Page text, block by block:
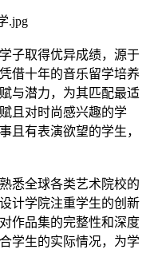
子取得优异成绩，源于
借十年的音乐留学培养
与潜力，为其匹配最适
且对时尚感兴趣的学
且有表演欲望的学生，
悉全球各类艺术院校的
计学院注重学生的创新
作品集的完整性和深度
学生的实际情况，为学